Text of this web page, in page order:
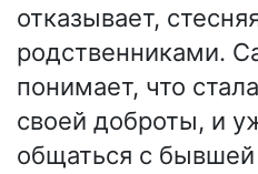
отказывает,
родственниками.
понимает, что
своей доброты, и
общаться с